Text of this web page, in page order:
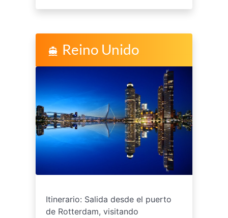
directions_boat Reino Unido
Itinerario: Salida desde el puerto
de Rotterdam, visitando